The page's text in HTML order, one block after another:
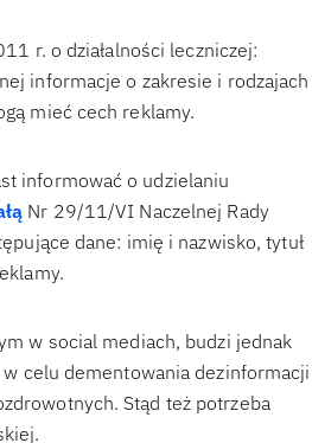
r. o działalności leczniczej:
informacje o zakresie i rodzajach
mieć cech reklamy.
informować o udzielaniu
Nr 29/11/VI Naczelnej Rady
dane: imię i nazwisko, tytuł
w social mediach, budzi jednak
celu dementowania dezinformacji
Stąd też potrzeba